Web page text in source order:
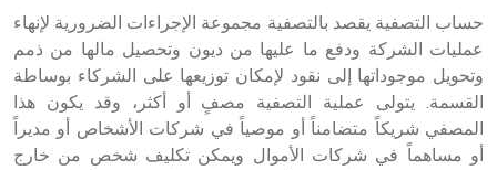
- هل تعلم أن أبجر Abgar اسم معروف جيداً يعود إلى عدد من
الملوك الذين حكموا مدينة إديسا (الرها) من أبجر الأول وحتى
التاسع، وهم ينتسبون إلى أسرة أوسروين
حساب التصفية يقصد بالتصفية مجموعة الإجراءات الضرورية لإنهاء
عمليات الشركة ودفع ما عليها من ديون وتحصيل مالها من ذمم
وتحويل موجوداتها إلى نقود لإمكان توزيعها على الشركاء بوساطة
القسمة. يتولى عملية التصفية مصفٍ أو أكثر، وقد يكون هذا
المصفي شريكاً متضامناً أو موصياً في شركات الأشخاص أو مديراً
أو مساهماً في شركات الأموال ويمكن تكليف شخص من خارج